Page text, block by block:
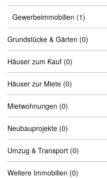
Gewerbeimmobilien (1)
Grundstücke & Gärten (0)
Häuser zum Kauf (0)
Häuser zur Miete (0)
Mietwohnungen (0)
Neubauprojekte (0)
Umzug & Transport (0)
Weitere Immobilien (0)